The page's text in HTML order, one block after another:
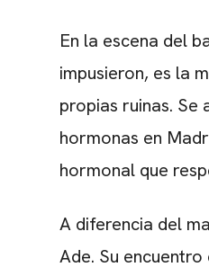
En la escena del
impusieron, es la
propias ruinas.
hormonas en
hormonal que
A diferencia del
Ade. Su